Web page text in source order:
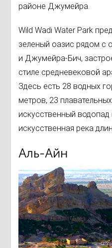
районе Джумейра.
Wild Wadi Water Park
зеленый оазис рядом с
и Джумейра-Бич,
стиле средневековой
Здесь есть 28 водных
метров, 23
искусственный
искусственная река
Аль-Айн